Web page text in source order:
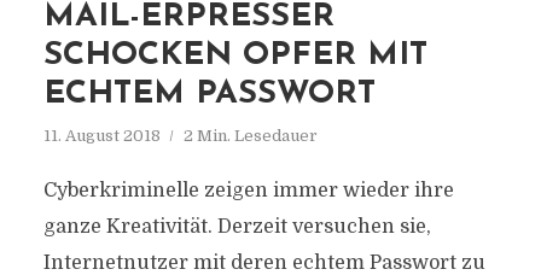
MAIL-ERPRESSER
SCHOCKEN OPFER MIT
ECHTEM PASSWORT
11. August 2018 2 Min. Lesedauer
Cyberkriminelle zeigen immer wieder ihre
ganze Kreativität. Derzeit versuchen sie,
Internetnutzer mit deren echtem Passwort zu